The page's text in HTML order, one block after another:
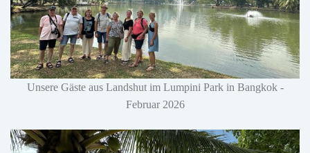
Unsere Gäste aus Landshut im Lumpini Park in Bangkok -
Februar 2026